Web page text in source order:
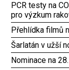
PCR testy na
pro výzkum
Přehlídka filmů
Šarlatán v užší
Nominace na